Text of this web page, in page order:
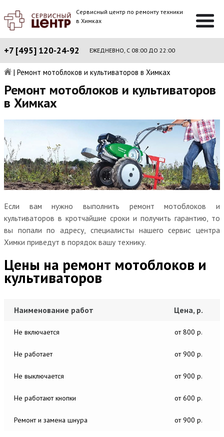
Сервисный центр по ремонту техники
в Химках
+7 [495] 120-24-92 ЕЖЕДНЕВНО, С 08:00 ДО 22:00
| Ремонт мотоблоков и культиваторов в Химках
Ремонт мотоблоков и культиваторов
в Химках
Если вам нужно выполнить ремонт мотоблоков и
культиваторов в кротчайшие сроки и получить гарантию, то
вы попали по адресу, специалисты нашего сервис центра
Химки приведут в порядок вашу технику.
Цены на ремонт мотоблоков и
культиваторов
Наименование работ Цена, р.
Не включается от 800 р.
Не работает от 900 р.
Не выключается от 900 р.
Не работают кнопки от 600 р.
Ремонт и замена шнура от 900 р.